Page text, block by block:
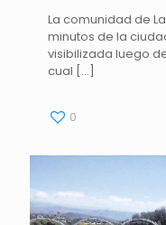
La comunidad de
minutos de la
visibilizada luego
cual […]
0